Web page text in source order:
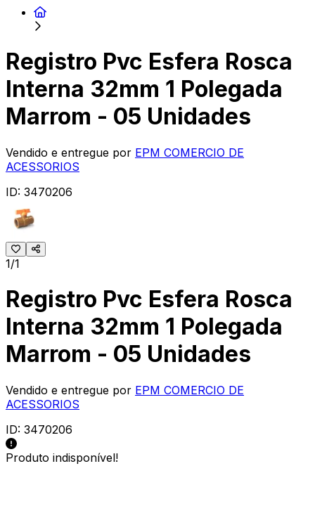
Registro Pvc Esfera Rosca
Interna 32mm 1 Polegada
Marrom - 05 Unidades
Vendido e entregue por EPM COMERCIO DE
ACESSORIOS
ID: 3470206
1/1
Registro Pvc Esfera Rosca
Interna 32mm 1 Polegada
Marrom - 05 Unidades
Vendido e entregue por EPM COMERCIO DE
ACESSORIOS
ID: 3470206
Produto indisponível!